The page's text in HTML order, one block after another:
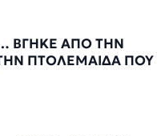
ΒΓΗΚΕ ΑΠΟ ΤΗΝ
ΠΤΟΛΕΜΑΙΔΑ ΠΟΥ